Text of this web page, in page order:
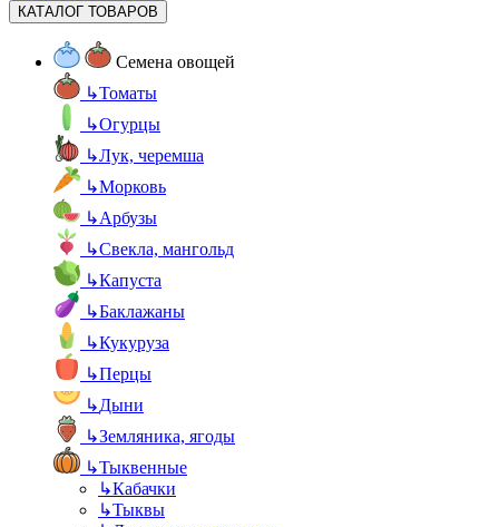
КАТАЛОГ ТОВАРОВ
Семена овощей
↳Томаты
↳Огурцы
↳Лук, черемша
↳Морковь
↳Арбузы
↳Свекла, мангольд
↳Капуста
↳Баклажаны
↳Кукуруза
↳Перцы
↳Дыни
↳Земляника, ягоды
↳Тыквенные
↳Кабачки
↳Тыквы